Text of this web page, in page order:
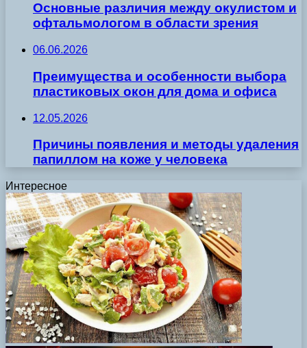
Основные различия между окулистом и
офтальмологом в области зрения
06.06.2026
Преимущества и особенности выбора
пластиковых окон для дома и офиса
12.05.2026
Причины появления и методы удаления
папиллом на коже у человека
Интересное